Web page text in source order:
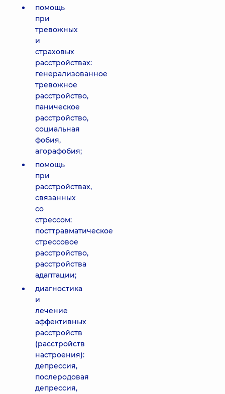
помощь
при
тревожных
и
страховых
расстройствах:
генерализованное
тревожное
расстройство,
паническое
расстройство,
социальная
фобия,
агорафобия;
помощь
при
расстройствах,
связанных
со
стрессом:
посттравматическое
стрессовое
расстройство,
расстройства
адаптации;
диагностика
и
лечение
аффективных
расстройств
(расстройств
настроения):
депрессия,
послеродовая
депрессия,